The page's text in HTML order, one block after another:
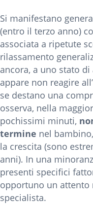
Si manifestano
(entro il terzo anno)
associata a ripetute
rilassamento
ancora, a uno stato
appare non reagire
se destano una
osserva, nella
pochissimi minuti,
termine nel
la crescita (sono
anni). In una
presenti specifici
opportuno un
specialista.